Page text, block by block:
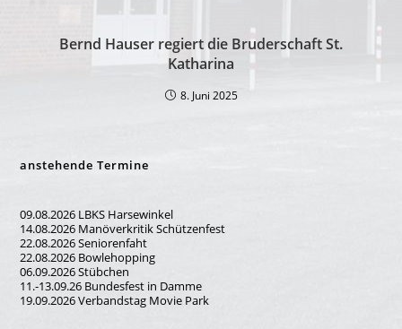
Bernd Hauser regiert die Bruderschaft St.
Katharina
8. Juni 2025
anstehende Termine
09.08.2026 LBKS Harsewinkel
14.08.2026 Manöverkritik Schützenfest
22.08.2026 Seniorenfaht
22.08.2026 Bowlehopping
06.09.2026 Stübchen
11.-13.09.26 Bundesfest in Damme
19.09.2026 Verbandstag Movie Park